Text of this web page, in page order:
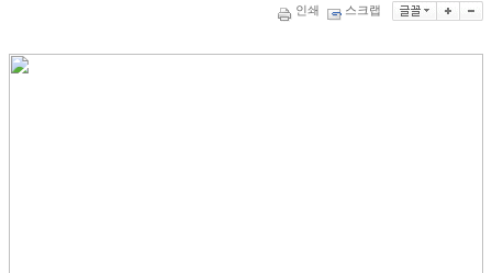
인쇄
스크랩